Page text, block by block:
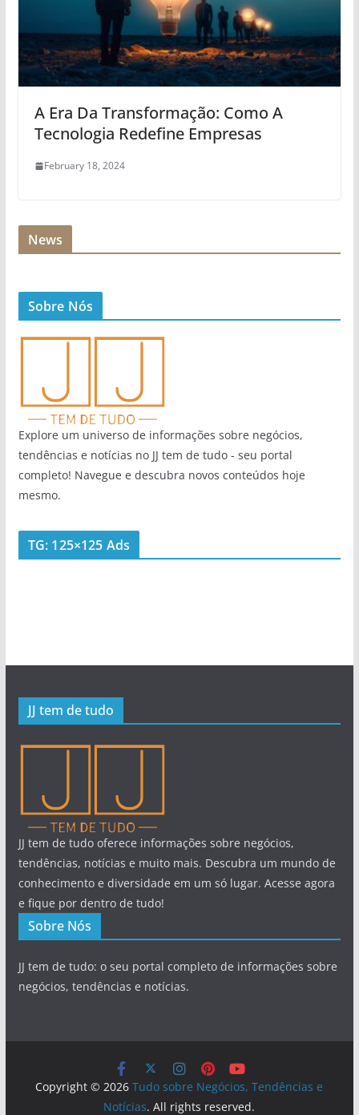
A Era Da Transformação: Como A
Tecnologia Redefine Empresas
February 18, 2024
News
Sobre Nós
Explore um universo de informações sobre negócios,
tendências e notícias no JJ tem de tudo - seu portal
completo! Navegue e descubra novos conteúdos hoje
mesmo.
TG: 125×125 Ads
JJ tem de tudo
JJ tem de tudo oferece informações sobre negócios,
tendências, notícias e muito mais. Descubra um mundo de
conhecimento e diversidade em um só lugar. Acesse agora
e fique por dentro de tudo!
Sobre Nós
JJ tem de tudo: o seu portal completo de informações sobre
negócios, tendências e notícias.
Copyright © 2026Tudo sobre Negócios, Tendências e
Notícias. All rights reserved.